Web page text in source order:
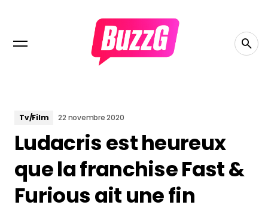
Tv/Film 22 novembre 2020
Ludacris est heureux
que la franchise Fast &
Furious ait une fin